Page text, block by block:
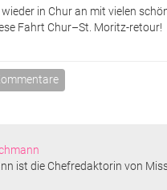
in Chur an mit vielen
Fahrt Chur–St. Moritz-retour!
ist die Chefredaktorin von